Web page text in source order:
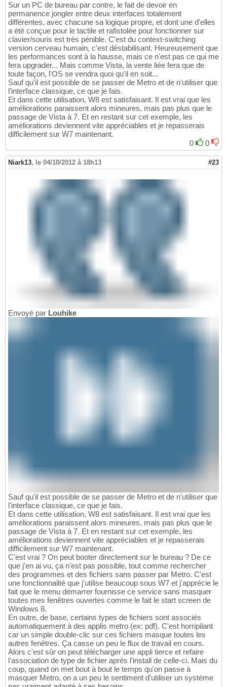
Sur un PC de bureau par contre, le fait de devoir en
permanence jongler entre deux interfaces totalement
différentes, avec chacune sa logique propre, et dont une d'elles
a été conçue pour le tactile et rafistolée pour fonctionner sur
clavier/souris est très pénible. C'est du context-switching
version cerveau humain, c'est déstabilisant. Heureusement que
les performances sont à la hausse, mais ce n'est pas ce qui me
fera upgrader... Mais comme Vista, la vente liée fera que de
toute façon, l'OS se vendra quoi qu'il en soit...
Sauf qu'il est possible de se passer de Metro et de n'utiliser que
l'interface classique, ce que je fais.
Et dans cette utilisation, W8 est satisfaisant. Il est vrai que les
améliorations paraissent alors mineures, mais pas plus que le
passage de Vista à 7. Et en restant sur cet exemple, les
améliorations deviennent vite appréciables et je repasserais
difficilement sur W7 maintenant.
0
0
Niark13, le 04/10/2012 à 18h13 #23
Envoyé par Louhike
Sauf qu'il est possible de se passer de Metro et de n'utiliser que
l'interface classique, ce que je fais.
Et dans cette utilisation, W8 est satisfaisant. Il est vrai que les
améliorations paraissent alors mineures, mais pas plus que le
passage de Vista à 7. Et en restant sur cet exemple, les
améliorations deviennent vite appréciables et je repasserais
difficilement sur W7 maintenant.
C'est vrai ? On peut booter directement sur le bureau ? De ce
que j'en ai vu, ça n'est pas possible, tout comme rechercher
des programmes et des fichiers sans passer par Metro. C'est
une fonctionnalité que j'utilise beaucoup sous W7 et j'apprécie le
fait que le menu démarrer fournisse ce service sans masquer
toutes mes fenêtres ouvertes comme le fait le start screen de
Windows 8.
En outre, de base, certains types de fichiers sont associés
automatiquement à des applis metro (ex: pdf). C'est horripilant
car un simple double-clic sur ces fichiers masque toutes les
autres fenêtres. Ça casse un peu le flux de travail en cours.
Alors c'est sûr on peut télécharger une appli tierce et refaire
l'association de type de fichier après l'install de celle-ci. Mais du
coup, quand on met bout à bout le temps qu'on passe à
masquer Metro, on a un peu le sentiment d'utiliser un système